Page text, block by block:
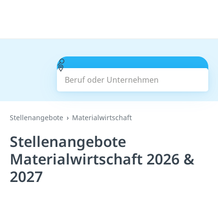
Beruf oder Unternehmen
Suchen
Stellenangebote Materialwirtschaft
Stellenangebote
Materialwirtschaft 2026 &
2027